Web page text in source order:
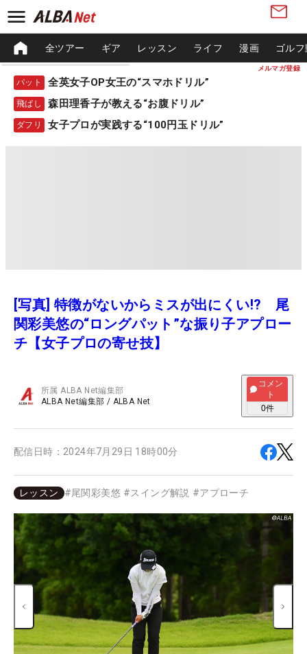
メルマガ登録
全ツアー ギア レッスン ライフ 漫画 ゴル
パット 全英女子OP女王の“スマホドリル”
飛ばし 森田理香子が教える“お腹ドリル”
ダフリ 女子プロが実践する“100円玉ドリル”
[写真] 特徴がないからミスが出にくい!? 尾
関彩美悠の“ロングパット”な振り子アプロー
チ【女子プロの寄せ技】
所属ALBA Net編集部
ALBA Net編集部 / ALBA Net
コメン
ト
0件
配信日時： 2024年7月29日 18時00分
レッスン #尾関彩美悠 #スイング解説 #アプローチ